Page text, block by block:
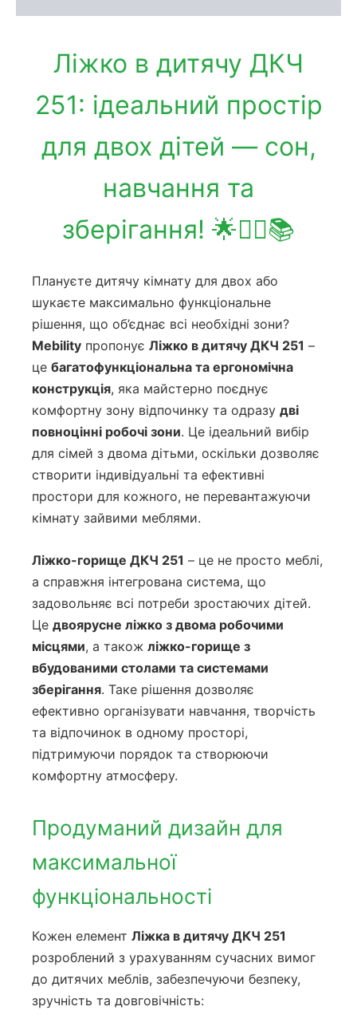
Ліжко в дитячу ДКЧ
251: ідеальний простір
для двох дітей — сон,
навчання та
зберігання! 🌟👯‍♀️📚
Плануєте дитячу кімнату для двох або
шукаєте максимально функціональне
рішення, що об’єднає всі необхідні зони?
Mebility пропонує Ліжко в дитячу ДКЧ 251 –
це багатофункціональна та ергономічна
конструкція, яка майстерно поєднує
комфортну зону відпочинку та одразу дві
повноцінні робочі зони. Це ідеальний вибір
для сімей з двома дітьми, оскільки дозволяє
створити індивідуальні та ефективні
простори для кожного, не перевантажуючи
кімнату зайвими меблями.
Ліжко-горище ДКЧ 251 – це не просто меблі,
а справжня інтегрована система, що
задовольняє всі потреби зростаючих дітей.
Це двоярусне ліжко з двома робочими
місцями, а також ліжко-горище з
вбудованими столами та системами
зберігання. Таке рішення дозволяє
ефективно організувати навчання, творчість
та відпочинок в одному просторі,
підтримуючи порядок та створюючи
комфортну атмосферу.
Продуманий дизайн для
максимальної
функціональності
Кожен елемент Ліжка в дитячу ДКЧ 251
розроблений з урахуванням сучасних вимог
до дитячих меблів, забезпечуючи безпеку,
зручність та довговічність: